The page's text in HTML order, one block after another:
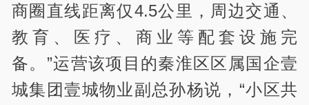
商圈直线距离仅4.5公里，周边交通、
教育、医疗、商业等配套设施完
备。”运营该项目的秦淮区区属国企壹
城集团壹城物业副总孙杨说，“小区共